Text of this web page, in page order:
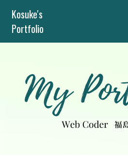
Kosuke's
Portfolio